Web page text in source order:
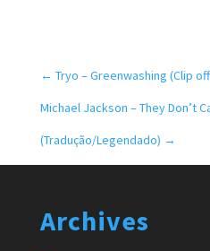
← Tryo – Greenwashing (Clip
Michael Jackson – They Don’t
(Tradução/Legendado) →
Archives